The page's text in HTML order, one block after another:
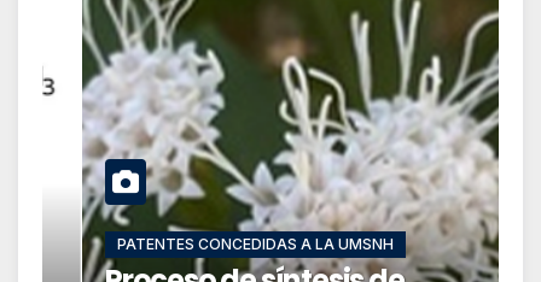
PATENTES CONCEDIDAS A LA UMSNH